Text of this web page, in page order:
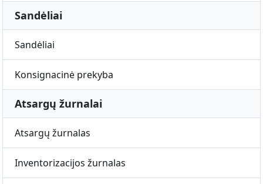
Sandėliai
Sandėliai
Konsignacinė prekyba
Atsargų žurnalai
Atsargų žurnalas
Inventorizacijos žurnalas